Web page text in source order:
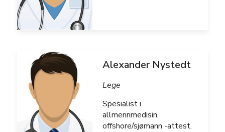
Alexander Nystedt
Lege
Spesialist i
allmennmedisin,
offshore/sjømann -attest.